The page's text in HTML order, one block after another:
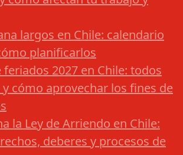
largos en Chile: calendario
planificarlos
2027 en Chile: todos
cómo aprovechar los fines de
la Ley de Arriendo en Chile:
deberes y procesos de